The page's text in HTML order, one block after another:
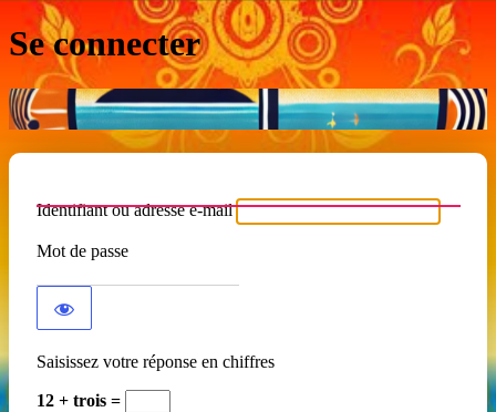
Se connecter
Identifiant ou adresse e-mail
Mot de passe
Saisissez votre réponse en chiffres
12 + trois =